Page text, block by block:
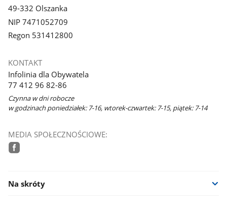
49-332 Olszanka
NIP 7471052709
Regon 531412800
KONTAKT
Infolinia dla Obywatela
77 412 96 82-86
Czynna w dni robocze
w godzinach poniedziałek: 7-16, wtorek-czwartek: 7-15, piątek: 7-14
MEDIA SPOŁECZNOŚCIOWE:
Na skróty